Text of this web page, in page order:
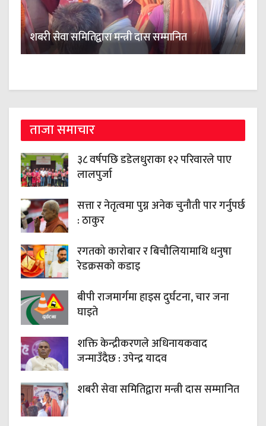
शबरी सेवा समितिद्वारा मन्त्री दास सम्मानित
ताजा समाचार
३८ वर्षपछि डडेलधुराका १२ परिवारले पाए
लालपुर्जा
सत्ता र नेतृत्वमा पुग्न अनेक चुनौती पार गर्नुपर्छ
: ठाकुर
रगतको कारोबार र बिचौलियामाथि धनुषा
रेडक्रसको कडाइ
बीपी राजमार्गमा हाइस दुर्घटना, चार जना
घाइते
शक्ति केन्द्रीकरणले अधिनायकवाद
जन्माउँदैछ : उपेन्द्र यादव
शबरी सेवा समितिद्वारा मन्त्री दास सम्मानित